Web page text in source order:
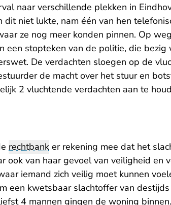
naar verschillende plekken in
niet lukte, nam één van hen
ze nog meer konden pinnen. Op
een stopteken van de politie, die bezig
De verdachten sloegen op de
de macht over het stuur en
2 vluchtende verdachten aan te
rechtbank er rekening mee dat het
ook van haar gevoel van veiligheid en
iemand zich veilig moet kunnen
een kwetsbaar slachtoffer van
4 mannen gingen de woning